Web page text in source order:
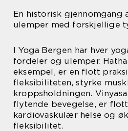
En historisk gjennomgang
ulemper med forskjellige
I Yoga Bergen har hver
fordeler og ulemper.
eksempel, er en flott
fleksibiliteten, styrke
kroppsholdningen.
flytende bevegelse, er
kardiovaskulær helse og
fleksibilitet.